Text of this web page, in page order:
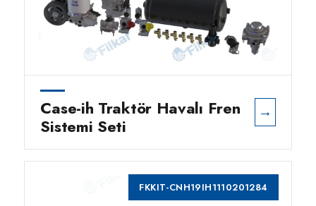
Case-ih Traktör Havalı Fren
Sistemi Seti
→
FKKIT-CNH19IH1110201284